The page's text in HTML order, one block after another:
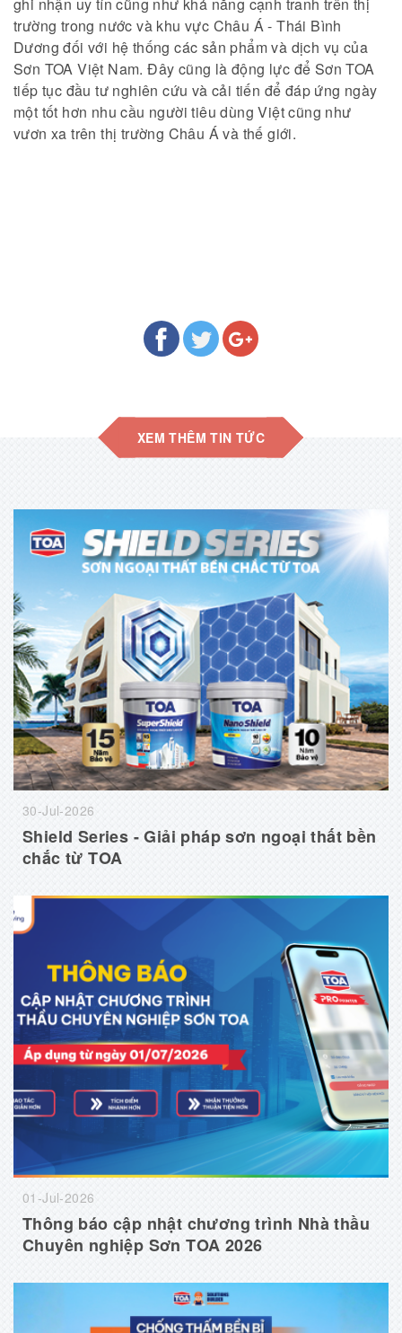
trường trong nước và khu vực Châu Á - Thái Bình
Dương đối với hệ thống các sản phẩm và dịch vụ của
Sơn TOA Việt Nam. Đây cũng là động lực để Sơn TOA
tiếp tục đầu tư nghiên cứu và cải tiến để đáp ứng ngày
một tốt hơn nhu cầu người tiêu dùng Việt cũng như
vươn xa trên thị trường Châu Á và thế giới.
30-Jul-2026
Shield Series - Giải pháp sơn ngoại thất bền
chắc từ TOA
01-Jul-2026
Thông báo cập nhật chương trình Nhà thầu
Chuyên nghiệp Sơn TOA 2026
XEM THÊM TIN TỨC